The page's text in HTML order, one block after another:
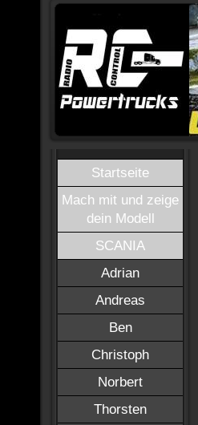
Startseite
Mach mit und zeige
dein Modell
SCANIA
Adrian
Andreas
Ben
Christoph
Norbert
Thorsten